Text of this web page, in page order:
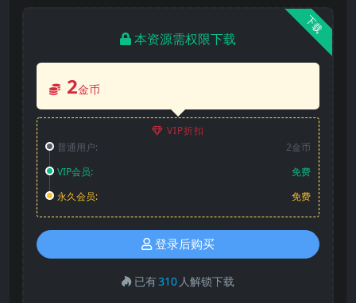
下载
本资源需权限下载
2金币
VIP折扣
普通用户:
2金币
VIP会员:
免费
永久会员:
免费
登录后购买
已有310 人解锁下载